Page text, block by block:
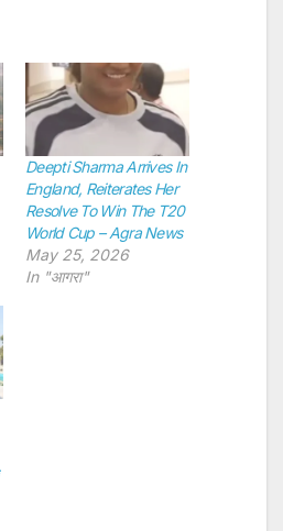
Deepti Sharma Arrives In
England, Reiterates Her
Resolve To Win The T20
World Cup – Agra News
May 25, 2026
In "आगरा"